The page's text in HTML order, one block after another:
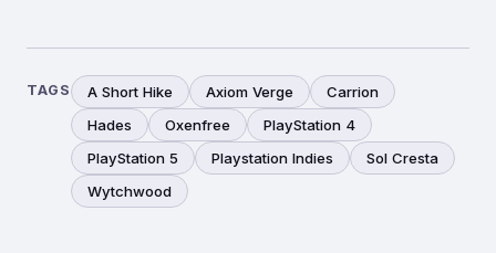
TAGS A Short Hike Axiom Verge
Carrion
Hades
Oxenfree
PlayStation 4
PlayStation 5
Playstation Indies
Sol Cresta
Wytchwood